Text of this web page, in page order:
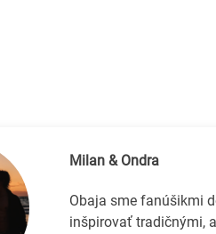
Milan & Ondra
Obaja sme fanúšikmi
inšpirovať tradičnými,